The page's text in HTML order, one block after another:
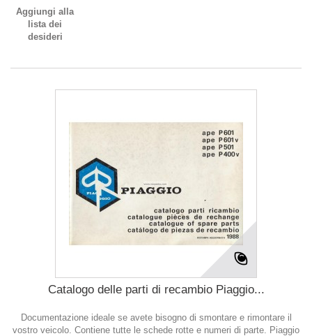
Aggiungi alla
lista dei
desideri
Catalogo delle parti di recambio Piaggio...
Documentazione ideale se avete bisogno di smontare e rimontare il
vostro veicolo. Contiene tutte le schede rotte e numeri di parte. Piaggio